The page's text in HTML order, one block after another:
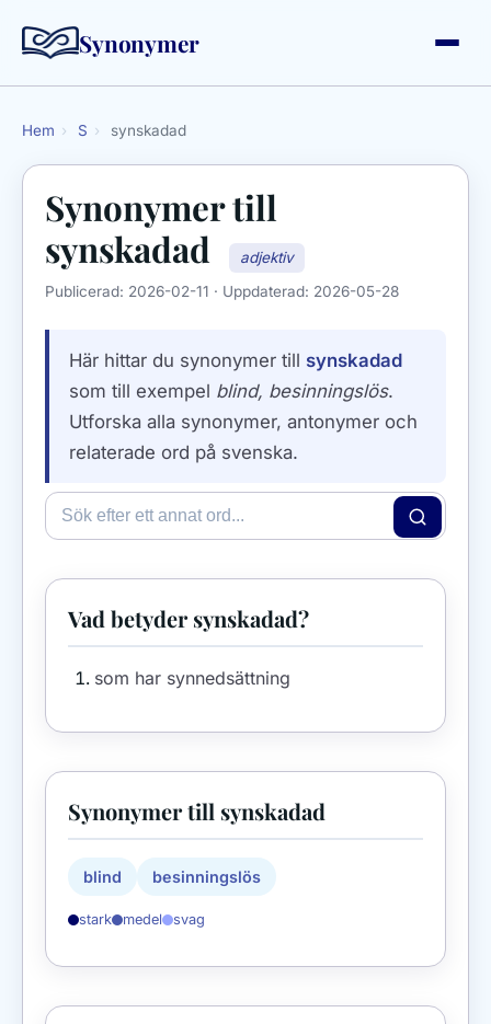
Synonymer
Hem › S › synskadad
Synonymer till
synskadad
adjektiv
Publicerad: 2026-02-11 · Uppdaterad: 2026-05-28
Här hittar du synonymer till synskadad
som till exempel blind, besinningslös.
Utforska alla synonymer, antonymer och
relaterade ord på svenska.
Vad betyder synskadad?
som har synnedsättning
Synonymer till synskadad
blind besinningslös
stark medel svag